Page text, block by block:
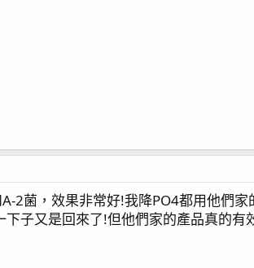
2菌，效果非常好!我降PO4都用他們
子又是回來了!但他們家的產品真的有